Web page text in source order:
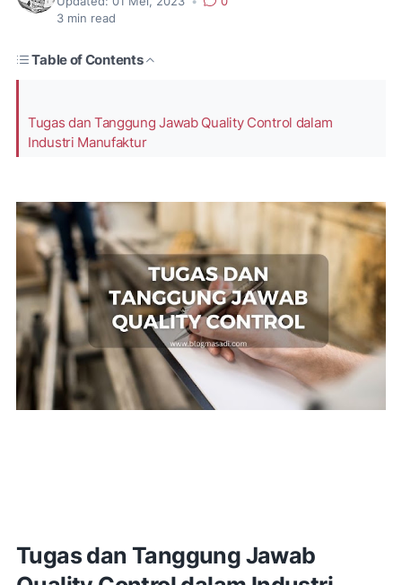
3 min read
Table of Contents
Tugas dan Tanggung Jawab Quality Control dalam
Industri Manufaktur
Tugas dan Tanggung Jawab